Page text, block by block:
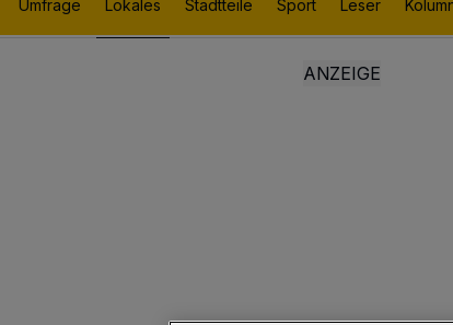
Umfrage Lokales Stadtteile Sport Leser